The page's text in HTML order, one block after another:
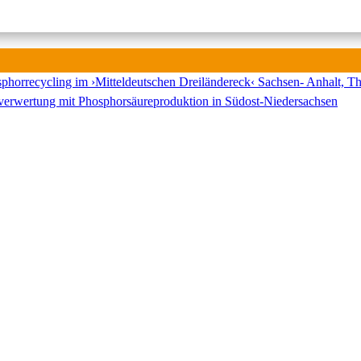
im ›Mitteldeutschen Dreiländereck‹ Sachsen- Anhalt,
mit Phosphorsäureproduktion in Südost-Niedersachsen